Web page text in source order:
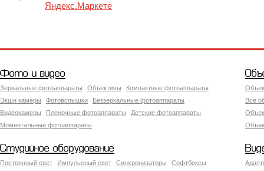
Фото и видео
Зеркальные фотоаппараты Объективы
Компактные фотоаппараты
Экшн камеры
Фотовспышки
Беззеркальные фотоаппараты
Видеокамеры
Пленочные фотоаппараты
Детские фотоаппараты
Моментальные фотоаппараты
Все
Студийное оборудование
Постоянный свет Импульсный свет Синхронизаторы
Софтбоксы